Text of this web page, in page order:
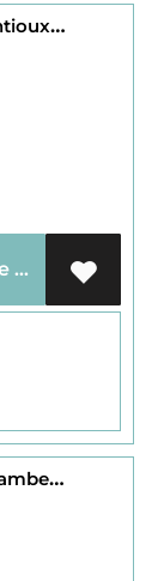
Royère-de-Vassivière / Gentioux-Pigerolles 2231
Voeg toe aan mijn winkelmandje
Châteauneuf-la-Forêt / Chamberet 2132